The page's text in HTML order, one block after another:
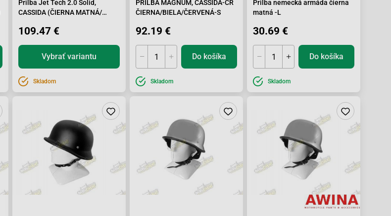
Prilba Jet Tech 2.0 Solid,
CASSIDA (ČIERNA MATNÁ/
109.47 €
Vybrať variantu
Skladom
PRILBA MAGNUM, CASSIDA-ČR
ČIERNA/BIELA/ČERVENÁ-S
92.19 €
Do košíka
Skladom
Prilba nemecká armáda čierna
matná -L
30.69 €
Do košíka
Skladom